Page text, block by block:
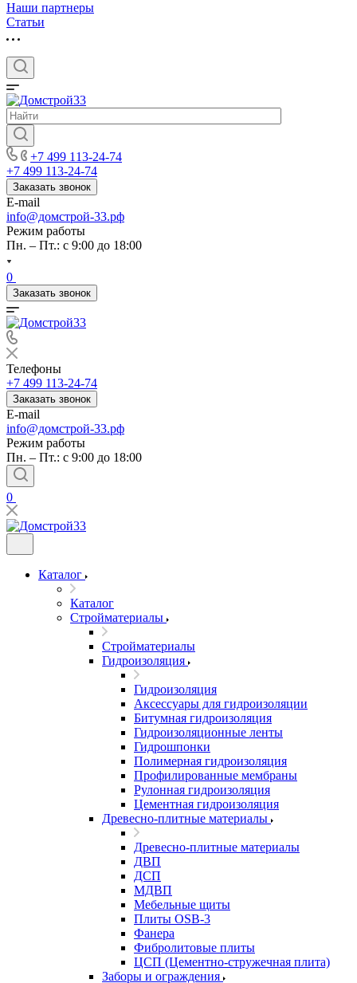
Наши партнеры
Статьи
+7 499 113-24-74
+7 499 113-24-74
Заказать звонок
E-mail
info@домстрой-33.рф
Режим работы
Пн. – Пт.: с 9:00 до 18:00
0
Заказать звонок
Телефоны
+7 499 113-24-74
Заказать звонок
E-mail
info@домстрой-33.рф
Режим работы
Пн. – Пт.: с 9:00 до 18:00
0
Каталог
Каталог
Стройматериалы
Стройматериалы
Гидроизоляция
Гидроизоляция
Аксессуары для гидроизоляции
Битумная гидроизоляция
Гидроизоляционные ленты
Гидрошпонки
Полимерная гидроизоляция
Профилированные мембраны
Рулонная гидроизоляция
Цементная гидроизоляция
Древесно-плитные материалы
Древесно-плитные материалы
ДВП
ДСП
МДВП
Мебельные щиты
Плиты OSB-3
Фанера
Фибролитовые плиты
ЦСП (Цементно-стружечная плита)
Заборы и ограждения